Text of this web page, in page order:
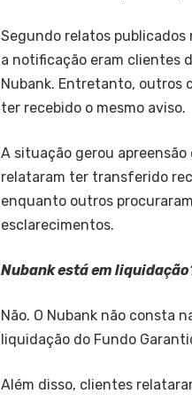
Segundo relatos publicados
a notificação eram clientes
Nubank. Entretanto, outros
ter recebido o mesmo aviso.
A situação gerou
relataram ter transferido
enquanto outros
esclarecimentos.
Nubank está em
Não. O Nubank não consta
liquidação do Fundo
Além disso, clientes